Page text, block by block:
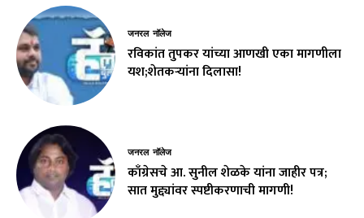
जनरल नॉलेज
रविकांत तुपकर यांच्या आणखी एका मागणीला
यश;शेतकऱ्यांना दिलासा!
जनरल नॉलेज
काँग्रेसचे आ. सुनील शेळके यांना जाहीर पत्र;
सात मुद्द्यांवर स्पष्टीकरणाची मागणी!